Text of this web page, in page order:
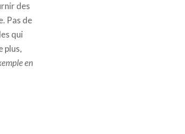
des
Pas de
qui
plus,
en